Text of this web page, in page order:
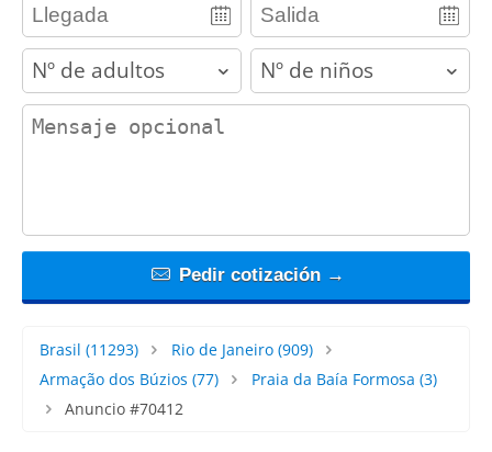
adults children
contact_message
Pedir cotización →
Brasil (11293) Rio de Janeiro(909)
Armação dos Búzios (77) Praia da Baía Formosa (3)
Anuncio #70412